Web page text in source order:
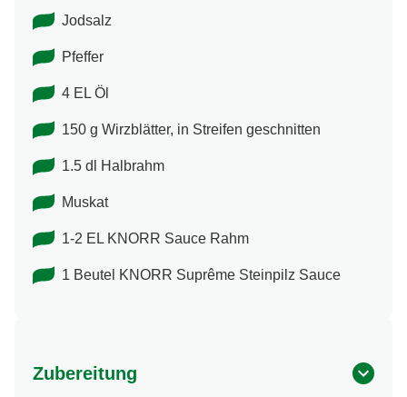
Jodsalz
Pfeffer
4 EL Öl
150 g Wirzblätter, in Streifen geschnitten
1.5 dl Halbrahm
Muskat
1-2 EL KNORR Sauce Rahm
1 Beutel KNORR Suprême Steinpilz Sauce
Zubereitung